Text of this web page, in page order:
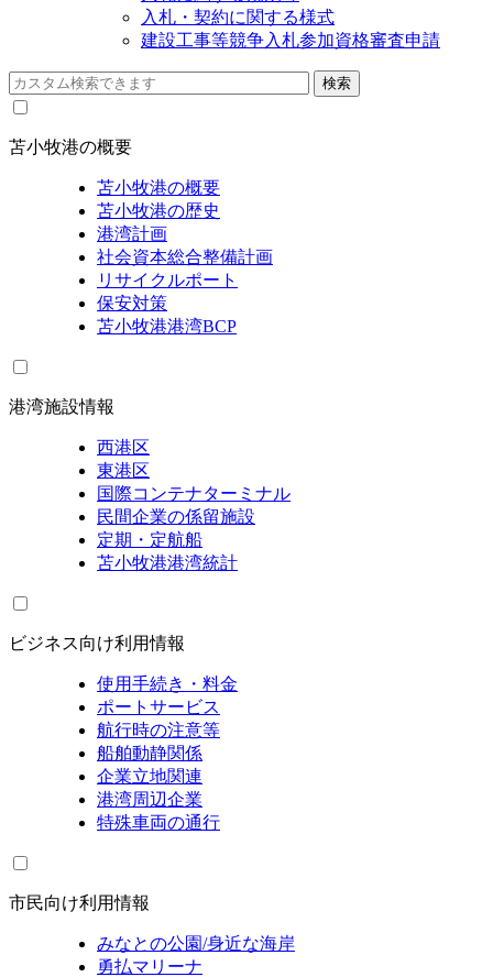
入札・契約に関する様式
建設工事等競争入札参加資格審査申請
苫小牧港の概要
苫小牧港の概要
苫小牧港の歴史
港湾計画
社会資本総合整備計画
リサイクルポート
保安対策
苫小牧港港湾BCP
港湾施設情報
西港区
東港区
国際コンテナターミナル
民間企業の係留施設
定期・定航船
苫小牧港港湾統計
ビジネス向け利用情報
使用手続き・料金
ポートサービス
航行時の注意等
船舶動静関係
企業立地関連
港湾周辺企業
特殊車両の通行
市民向け利用情報
みなとの公園/身近な海岸
勇払マリーナ